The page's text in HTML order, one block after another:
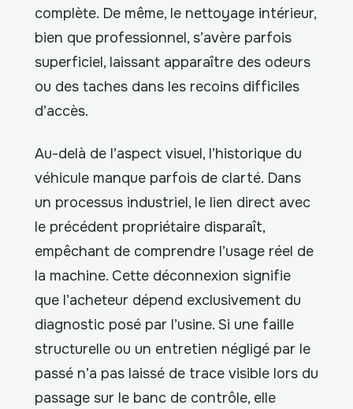
complète. De même, le nettoyage intérieur,
bien que professionnel, s’avère parfois
superficiel, laissant apparaître des odeurs
ou des taches dans les recoins difficiles
d’accès.
Au-delà de l’aspect visuel, l’historique du
véhicule manque parfois de clarté. Dans
un processus industriel, le lien direct avec
le précédent propriétaire disparaît,
empêchant de comprendre l’usage réel de
la machine. Cette déconnexion signifie
que l’acheteur dépend exclusivement du
diagnostic posé par l’usine. Si une faille
structurelle ou un entretien négligé par le
passé n’a pas laissé de trace visible lors du
passage sur le banc de contrôle, elle